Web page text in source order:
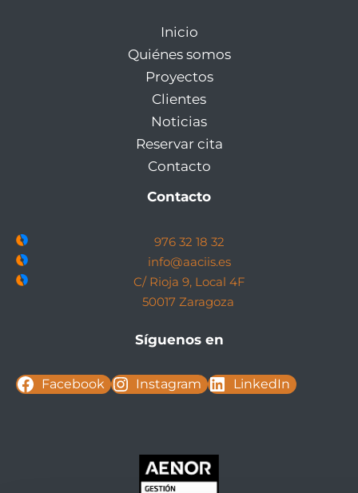
Inicio
Quiénes somos
Proyectos
Clientes
Noticias
Reservar cita
Contacto
Contacto
976 32 18 32
info@aaciis.es
C/ Rioja 9, Local 4F
50017 Zaragoza
Síguenos en
Facebook Instagram LinkedIn